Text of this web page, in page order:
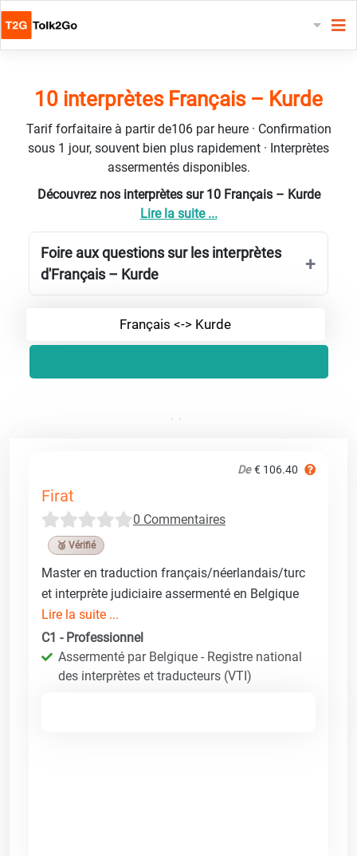
10 interprètes Français – Kurde
Tarif forfaitaire à partir de106 par heure · Confirmation
sous 1 jour, souvent bien plus rapidement · Interprètes
assermentés disponibles.
Découvrez nos interprètes sur 10 Français – Kurde
Lire la suite ...
Foire aux questions sur les interprètes
d'Français – Kurde
Français <-> Kurde
De € 106.40
Firat
0 Commentaires
🥉 Vérifié
Master en traduction français/néerlandais/turc
et interprète judiciaire assermenté en Belgique
Lire la suite ...
C1 - Professionnel
Assermenté par Belgique - Registre national
des interprètes et traducteurs (VTI)